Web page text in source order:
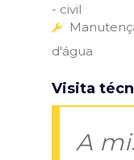
- civil
d'água
Visita
A